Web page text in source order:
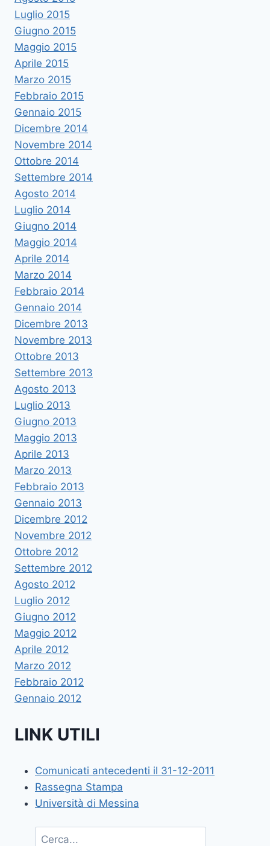
Luglio 2015
Giugno 2015
Maggio 2015
Aprile 2015
Marzo 2015
Febbraio 2015
Gennaio 2015
Dicembre 2014
Novembre 2014
Ottobre 2014
Settembre 2014
Agosto 2014
Luglio 2014
Giugno 2014
Maggio 2014
Aprile 2014
Marzo 2014
Febbraio 2014
Gennaio 2014
Dicembre 2013
Novembre 2013
Ottobre 2013
Settembre 2013
Agosto 2013
Luglio 2013
Giugno 2013
Maggio 2013
Aprile 2013
Marzo 2013
Febbraio 2013
Gennaio 2013
Dicembre 2012
Novembre 2012
Ottobre 2012
Settembre 2012
Agosto 2012
Luglio 2012
Giugno 2012
Maggio 2012
Aprile 2012
Marzo 2012
Febbraio 2012
Gennaio 2012
LINK UTILI
Comunicati antecedenti il 31-12-2011
Rassegna Stampa
Università di Messina